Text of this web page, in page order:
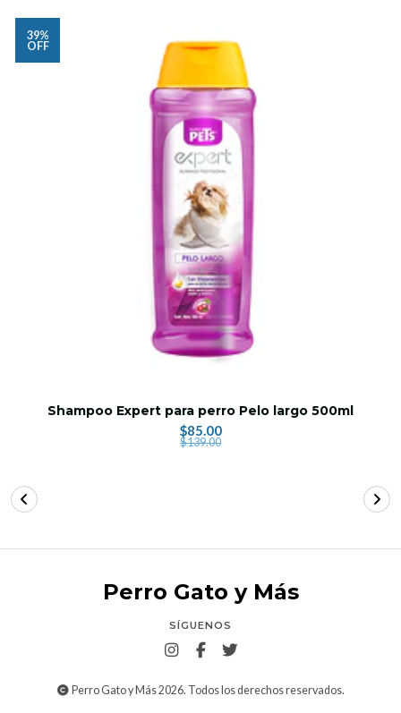
39%
OFF
Shampoo Expert para perro Pelo largo 500ml
$85.00
$139.00
Perro Gato y Más
SÍGUENOS
Perro Gato y Más 2026. Todos los derechos reservados.